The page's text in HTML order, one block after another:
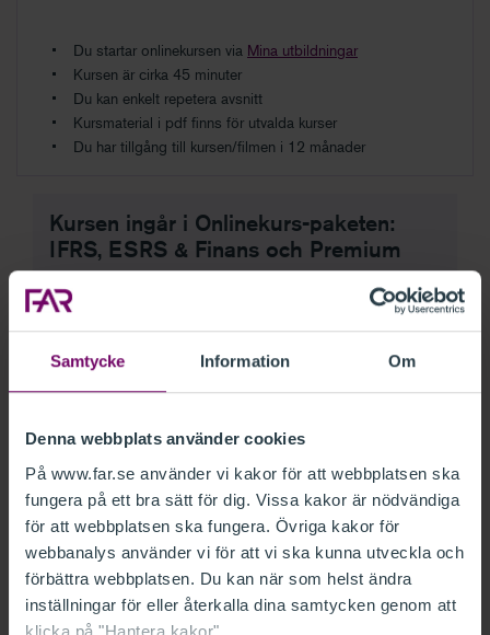
Samtycke Information Om
Denna webbplats använder cookies
På www.far.se använder vi kakor för att webbplatsen ska
fungera på ett bra sätt för dig. Vissa kakor är nödvändiga
för att webbplatsen ska fungera. Övriga kakor för
webbanalys använder vi för att vi ska kunna utveckla och
förbättra webbplatsen. Du kan när som helst ändra
inställningar för eller återkalla dina samtycken genom att
klicka på "Hantera kakor".
Du startar onlinekursen via Mina utbildningar
Kursen är cirka 45 minuter
Du kan enkelt repetera avsnitt
Kursmaterial i pdf finns för utvalda kurser
Du har tillgång till kursen/filmen i 12 månader
Kursen ingår i Onlinekurs-paketen:
IFRS, ESRS & Finans och Premium
Prenumerera på ett paket och få:
Tillgång till ett brett utbud av onlinekurser
Relevanta nyhetswebbinarier
Håll dig uppdaterad och utveckla din
kompetens på ett smidigt och effektivt sätt.
ONLINEKURSER IFRS, ESRS &
FINANS